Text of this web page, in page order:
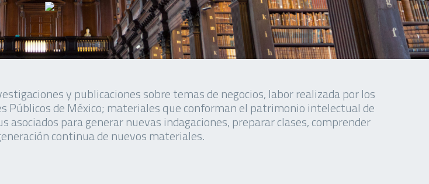
y publicaciones sobre temas de negocios, labor realizada por los
Públicos de México; materiales que conforman el patrimonio intelectual de
asociados para generar nuevas indagaciones, preparar clases, comprender
continua de nuevos materiales.